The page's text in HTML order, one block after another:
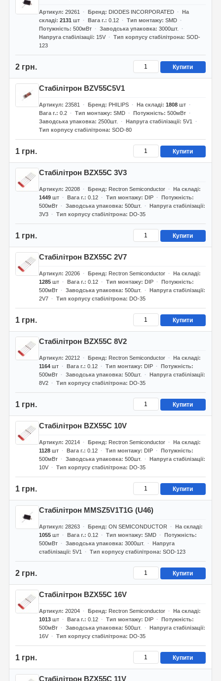
Артикул 29261 Бренд DIODES INCORPORATED
На
складі 2131 шт Вага г. 0.12 Тип монтажу SMD
Потужність 500мВт Заводська упаковка 3000шт.
Напруга стабілізації
15V Тип корпусу стабілітрона SOD-
123
2 грн. Купити
Стабілітрон BZV55C5V1
Артикул 23581 Бренд PHILIPS На складі 1808шт
Вага г. 0.2 Тип монтажу SMD Потужність 500мВт
Заводська упаковка 2500шт. Напруга стабілізації 5V1
Тип корпусу стабілітрона SOD-80
1 грн. Купити
Стабілітрон BZX55C 3V3
Артикул 20208 Бренд Rectron Semiconductor
На складі
1449шт Вага г. 0.12 Тип монтажу DIP
Потужність
500мВт
Заводська упаковка 500шт.
Напруга стабілізації
3V3
Тип корпусу стабілітрона DO-35
1 грн. Купити
Стабілітрон BZX55C 2V7
Артикул 20206 Бренд Rectron Semiconductor
На складі
1285шт Вага г. 0.12 Тип монтажу DIP
Потужність
500мВт
Заводська упаковка 500шт.
Напруга стабілізації
2V7
Тип корпусу стабілітрона DO-35
1 грн. Купити
Стабілітрон BZX55C 8V2
Артикул 20212 Бренд Rectron Semiconductor
На складі
1164шт Вага г. 0.12 Тип монтажу DIP
Потужність
500мВт
Заводська упаковка 500шт.
Напруга стабілізації
8V2
Тип корпусу стабілітрона DO-35
1 грн. Купити
Стабілітрон BZX55C 10V
Артикул 20214 Бренд Rectron Semiconductor
На складі
1128шт Вага г. 0.12 Тип монтажу DIP
Потужність
500мВт
Заводська упаковка 500шт.
Напруга стабілізації
10V
Тип корпусу стабілітрона DO-35
1 грн. Купити
Стабілітрон MMSZ5V1T1G (U46)
Артикул 28263 Бренд ON SEMICONDUCTOR
На складі
1055шт Вага г. 0.12 Тип монтажу SMD
Потужність
500мВт
Заводська упаковка 3000шт.
Напруга
стабілізації 5V1 Тип корпусу стабілітрона SOD-123
2 грн. Купити
Стабілітрон BZX55C 16V
Артикул 20204 Бренд Rectron Semiconductor
На складі
1013шт Вага г. 0.12 Тип монтажу DIP
Потужність
500мВт
Заводська упаковка 500шт.
Напруга стабілізації
16V
Тип корпусу стабілітрона DO-35
1 грн. Купити
Стабілітрон BZX55C 11V